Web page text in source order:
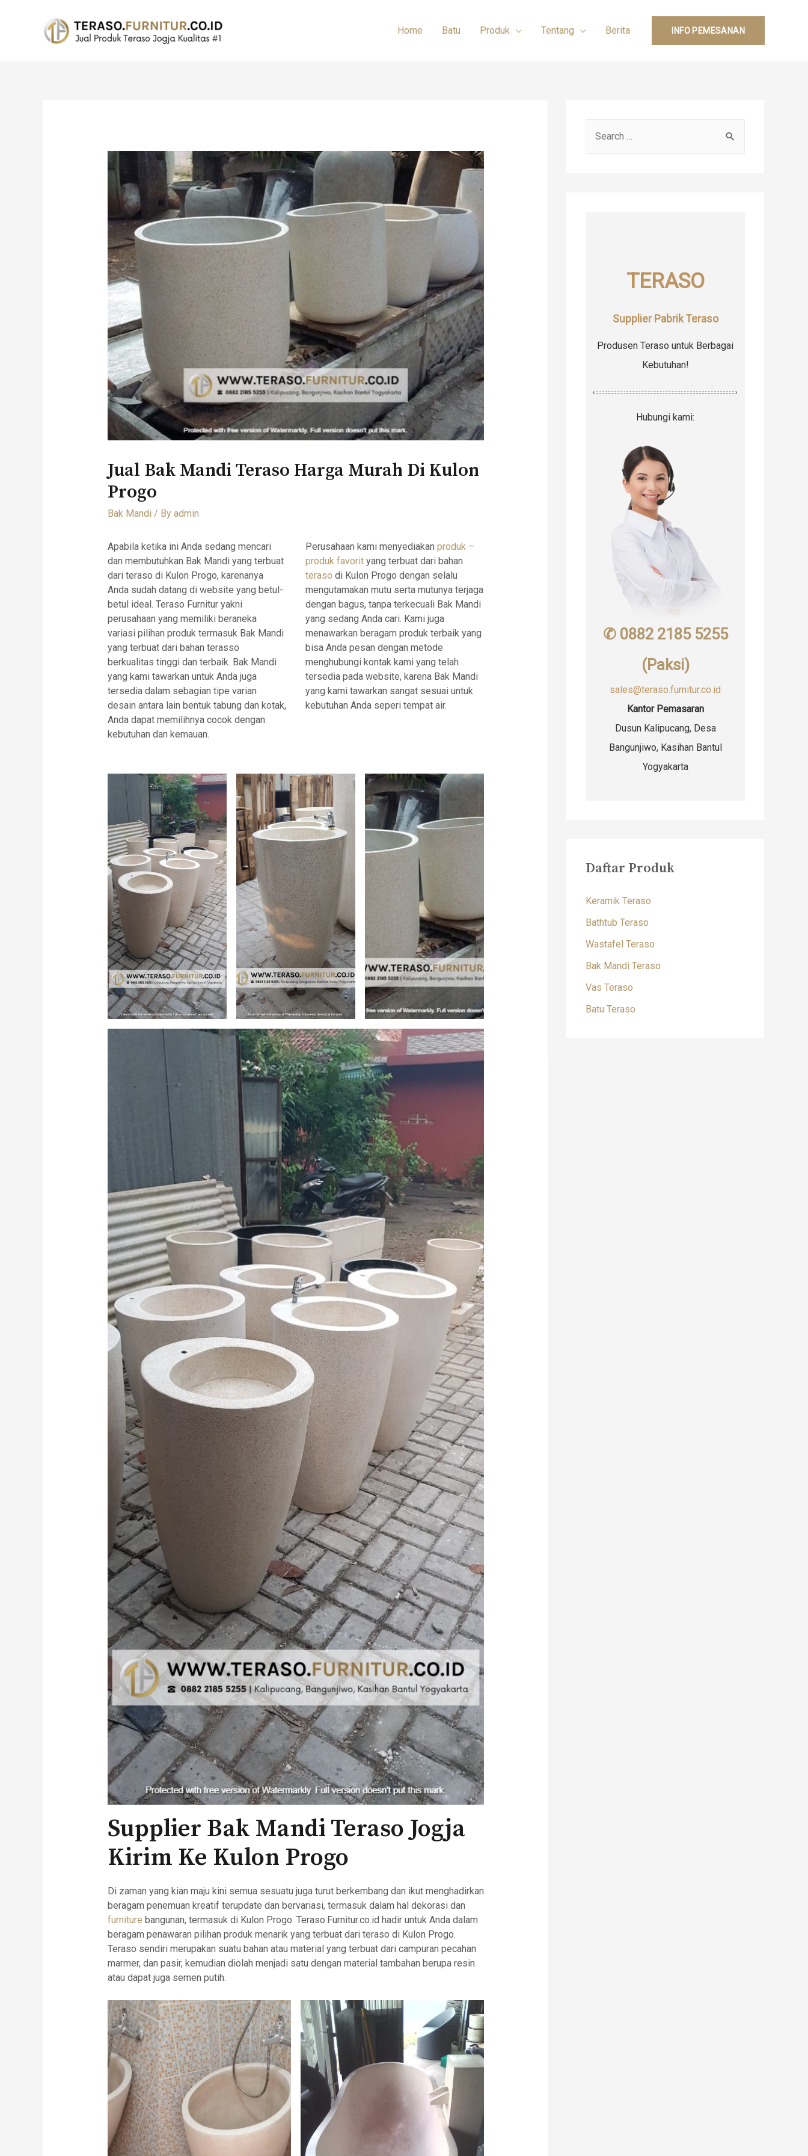
Home Batu Produk Tentang Berita INFO PEMESANAN
Jual Bak Mandi Teraso Harga Murah Di Kulon
Progo
Bak Mandi / By admin
Apabila ketika ini Anda sedang mencari
dan membutuhkan Bak Mandi yang terbuat
dari teraso di Kulon Progo, karenanya
Anda sudah datang di website yang betul-
betul ideal. Teraso Furnitur yakni
perusahaan yang memiliki beraneka
variasi pilihan produk termasuk Bak Mandi
yang terbuat dari bahan terasso
berkualitas tinggi dan terbaik. Bak Mandi
yang kami tawarkan untuk Anda juga
tersedia dalam sebagian tipe varian
desain antara lain bentuk tabung dan kotak,
Anda dapat memilihnya cocok dengan
kebutuhan dan kemauan.
Perusahaan kami menyediakan produk –
produk favorit yang terbuat dari bahan
teraso di Kulon Progo dengan selalu
mengutamakan mutu serta mutunya terjaga
dengan bagus, tanpa terkecuali Bak Mandi
yang sedang Anda cari. Kami juga
menawarkan beragam produk terbaik yang
bisa Anda pesan dengan metode
menghubungi kontak kami yang telah
tersedia pada website, karena Bak Mandi
yang kami tawarkan sangat sesuai untuk
kebutuhan Anda seperi tempat air.
Supplier Bak Mandi Teraso Jogja
Kirim Ke Kulon Progo
Di zaman yang kian maju kini semua sesuatu juga turut berkembang dan ikut menghadirkan
beragam penemuan kreatif terupdate dan bervariasi, termasuk dalam hal dekorasi dan
furniture bangunan, termasuk di Kulon Progo. Teraso.Furnitur.co.id hadir untuk Anda dalam
beragam penawaran pilihan produk menarik yang terbuat dari teraso di Kulon Progo.
Teraso sendiri merupakan suatu bahan atau material yang terbuat dari campuran pecahan
marmer, dan pasir, kemudian diolah menjadi satu dengan material tambahan berupa resin
atau dapat juga semen putih.
TERASO
Supplier Pabrik Teraso
Produsen Teraso untuk Berbagai
Kebutuhan!
Hubungi kami:
✆ 0882 2185 5255
(Paksi)
sales@teraso.furnitur.co.id
Kantor Pemasaran
Dusun Kalipucang, Desa
Bangunjiwo, Kasihan Bantul
Yogyakarta
Daftar Produk
Keramik Teraso
Bathtub Teraso
Wastafel Teraso
Bak Mandi Teraso
Vas Teraso
Batu Teraso